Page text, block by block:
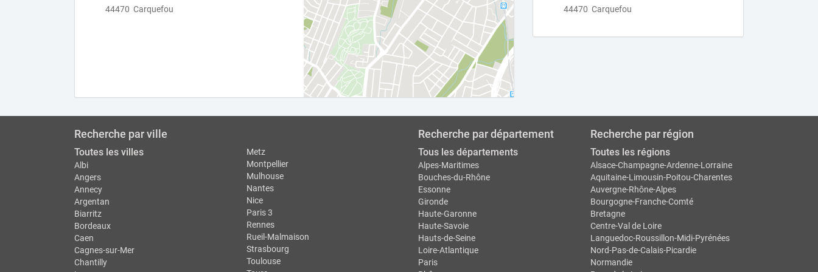
44470 Carquefou
44470 Carquefou
Recherche par ville
Toutes les villes
Albi
Angers
Annecy
Argentan
Biarritz
Bordeaux
Caen
Cagnes-sur-Mer
Chantilly
Metz
Montpellier
Mulhouse
Nantes
Nice
Paris 3
Rennes
Rueil-Malmaison
Strasbourg
Toulouse
Recherche par département
Tous les départements
Alpes-Maritimes
Bouches-du-Rhône
Essonne
Gironde
Haute-Garonne
Haute-Savoie
Hauts-de-Seine
Loire-Atlantique
Paris
Recherche par région
Toutes les régions
Alsace-Champagne-Ardenne-Lorraine
Aquitaine-Limousin-Poitou-Charentes
Auvergne-Rhône-Alpes
Bourgogne-Franche-Comté
Bretagne
Centre-Val de Loire
Languedoc-Roussillon-Midi-Pyrénées
Nord-Pas-de-Calais-Picardie
Normandie